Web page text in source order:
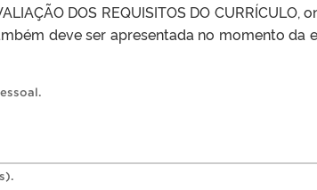
DOS REQUISITOS DO CURRÍCULO,
deve ser apresentada no momento da
.